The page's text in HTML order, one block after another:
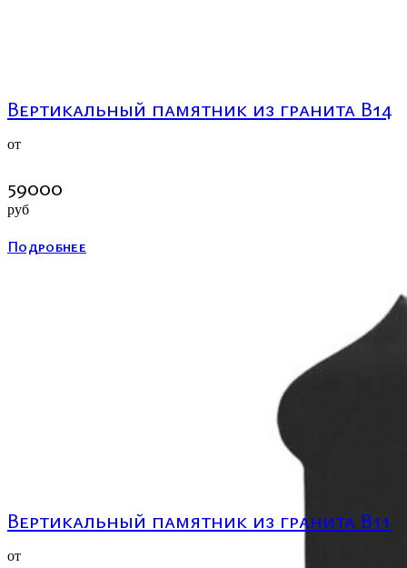
Вертикальный памятник из гранита В14
от
59000
руб
Подробнее
Вертикальный памятник из гранита В11
от